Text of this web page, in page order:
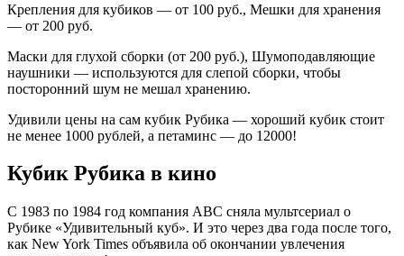
Крепления для кубиков — от 100 руб., Мешки для хранения
— от 200 руб.
Маски для глухой сборки (от 200 руб.), Шумоподавляющие
наушники — используются для слепой сборки, чтобы
посторонний шум не мешал хранению.
Удивили цены на сам кубик Рубика — хороший кубик стоит
не менее 1000 рублей, а петаминс — до 12000!
Кубик Рубика в кино
С 1983 по 1984 год компания ABC сняла мультсериал о
Рубике «Удивительный куб». И это через два года после того,
как New York Times объявила об окончании увлечения